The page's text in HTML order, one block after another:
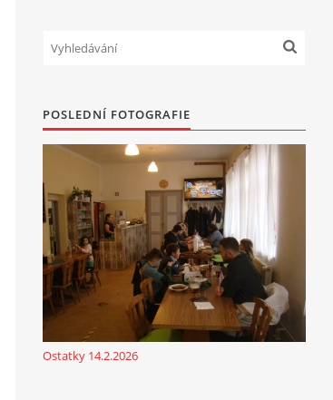
POSLEDNÍ FOTOGRAFIE
Ostatky 14.2.2026